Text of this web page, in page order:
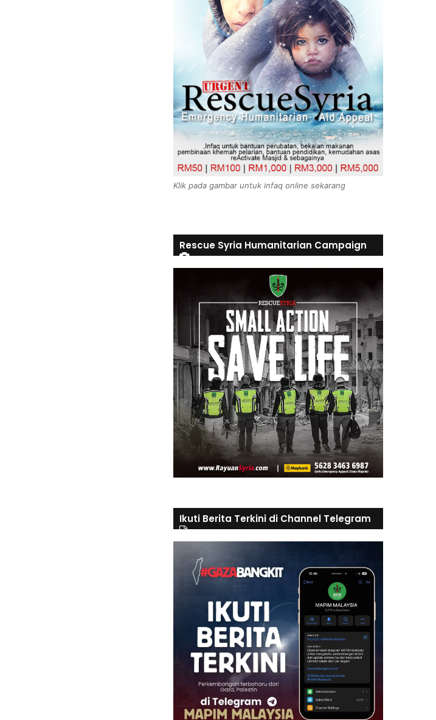
Klik pada gambar untuk infaq online sekarang
Rescue Syria Humanitarian Campaign
Ikuti Berita Terkini di Channel Telegram